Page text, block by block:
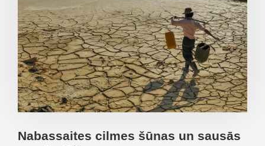
Nabassaites cilmes šūnas un sausās